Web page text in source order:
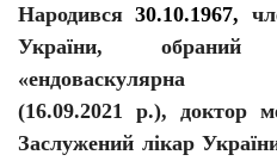
Народився30.10.1967,
України, обраний
«ендоваскулярна
(16.09.2021 р.), доктор
Заслужений лікар